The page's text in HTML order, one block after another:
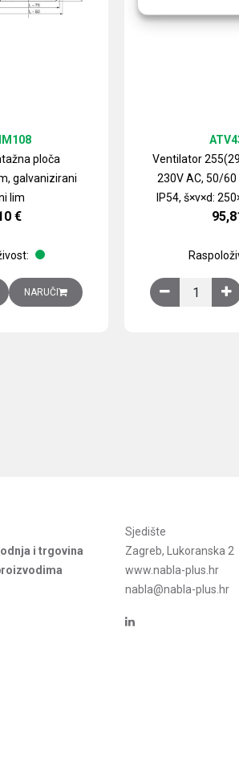
ploča
galvanizirani
lim
€
ploča V1000xŠ800mm, galvanizirani
NARUČI
Ventilator
230V AC, 50/60
IP54, š×v×d:
Ventilator
i trgovina
Sjedište
Zagreb, Lukoranska 2
www.nabla-plus.hr
nabla@nabla-plus.hr